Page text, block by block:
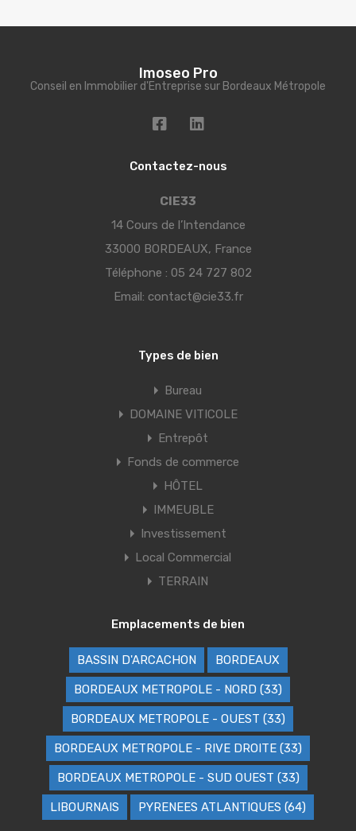
Imoseo Pro
Conseil en Immobilier d'Entreprise sur Bordeaux Métropole
Contactez-nous
CIE33
14 Cours de l’Intendance
33000 BORDEAUX, France
Téléphone : 05 24 727 802
Email: contact@cie33.fr
Types de bien
Bureau
DOMAINE VITICOLE
Entrepôt
Fonds de commerce
HÔTEL
IMMEUBLE
Investissement
Local Commercial
TERRAIN
Emplacements de bien
BASSIN D'ARCACHON BORDEAUX
BORDEAUX METROPOLE - NORD (33)
BORDEAUX METROPOLE - OUEST (33)
BORDEAUX METROPOLE - RIVE DROITE (33)
BORDEAUX METROPOLE - SUD OUEST (33)
LIBOURNAIS PYRENEES ATLANTIQUES (64)